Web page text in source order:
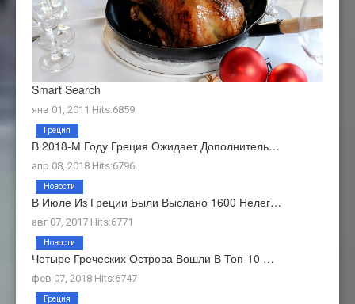
Smart Search
янв 01, 2011 Hits:6859
В 2018-М Году Греция Ожидает Дополнитель…
апр 08, 2018 Hits:6796
Греция
В Июле Из Греции Были Выслано 1600 Нелег…
авг 07, 2017 Hits:6771
Новости
Четыре Греческих Острова Вошли В Топ-10 …
фев 07, 2018 Hits:6747
Новости
Греция